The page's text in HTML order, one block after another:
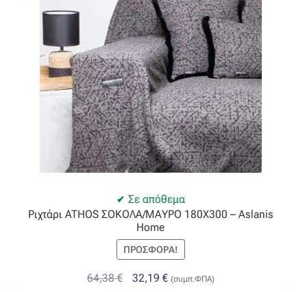
Οργάντζα διπλή
Οργάντζα με κέντημα
Οργάντζα με ταφτά
Οργάντζα με φλοκ
Οργάντζα μεταξωτή
Οργάντζα τσαλακωτή
Σε απόθεμα
Ριχτάρι ATHOS ΣΟΚΟΛΑ/ΜΑΥΡΟ 180Χ300 – Aslanis
Home
ΠΡΟΣΦΟΡΆ!
64,38€
Original
32,19 €Η(συμπ.ΦΠΑ)